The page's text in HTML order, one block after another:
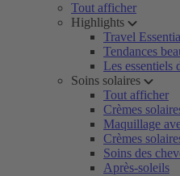
Tout afficher
Highlights
Travel
Tendances
Les essentiels
Soins solaires
Tout afficher
Crèmes
Maquillage
Crèmes
Soins des
Après-soleils